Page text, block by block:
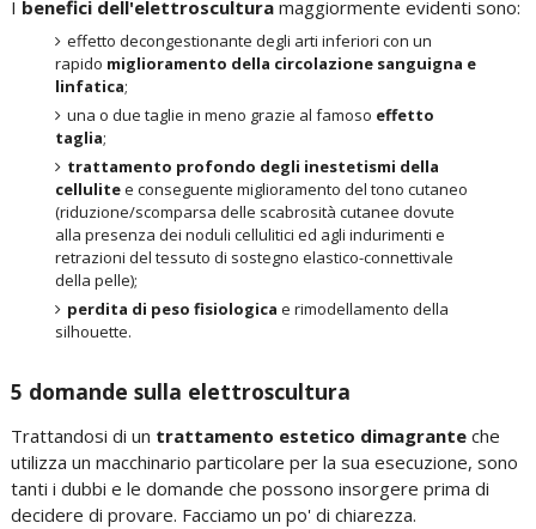
I benefici dell'elettrosculturamaggiormente evidenti sono:
effetto decongestionante degli arti inferiori con un
rapido miglioramento della circolazione sanguigna e
linfatica;
una o due taglie in meno grazie al famoso effetto
taglia;
trattamento profondo degli inestetismi della
cellulitee conseguente miglioramento del tono cutaneo
(riduzione/scomparsa delle scabrosità cutanee dovute
alla presenza dei noduli cellulitici ed agli indurimenti e
retrazioni del tessuto di sostegno elastico-connettivale
della pelle);
perdita di peso fisiologica e rimodellamento della
silhouette.
5 domande sulla elettroscultura
Trattandosi di un trattamento estetico dimagrante che
utilizza un macchinario particolare per la sua esecuzione, sono
tanti i dubbi e le domande che possono insorgere prima di
decidere di provare. Facciamo un po' di chiarezza.